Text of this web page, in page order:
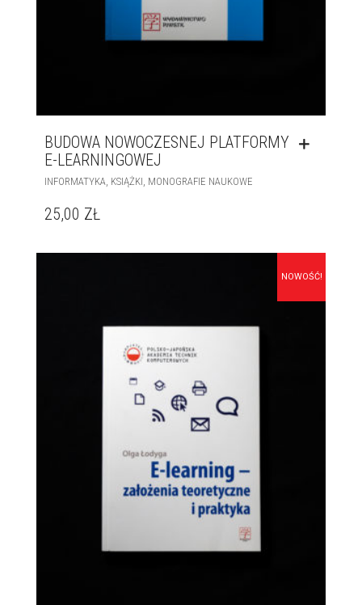
BUDOWA NOWOCZESNEJ PLATFORMY
E-LEARNINGOWEJ
INFORMATYKA KSIĄŻKI MONOGRAFIE NAUKOWE
25,00 ZŁ
NOWOŚĆ!